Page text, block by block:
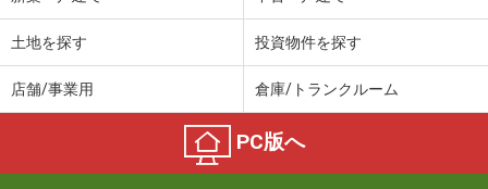
土地を探す 投資物件を探す
店舗/事業用 倉庫/トランクルーム
PC版へ